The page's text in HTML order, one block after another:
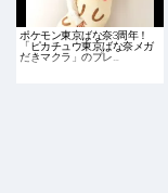
ポケモン東京ばな奈3周年！
「ピカチュウ東京ばな奈メガ
だきマクラ」のプレ…